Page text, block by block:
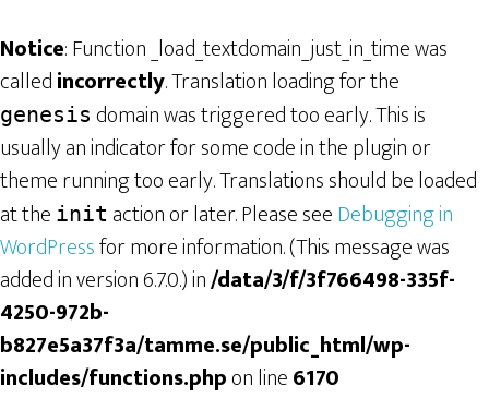
Notice: Function _load_textdomain_just_in_time was
calledincorrectly. Translation loading for the
genesis domain was triggered too early. This is
usually an indicator for some code in the plugin or
theme running too early. Translations should be loaded
at the init action or later. Please seeDebugging in
WordPressfor more information. (This message was
added in version 6.7.0.) in/data/3/f/3f766498-335f-
4250-972b-
b827e5a37f3a/tamme.se/public_html/wp-
includes/functions.phpon line6170